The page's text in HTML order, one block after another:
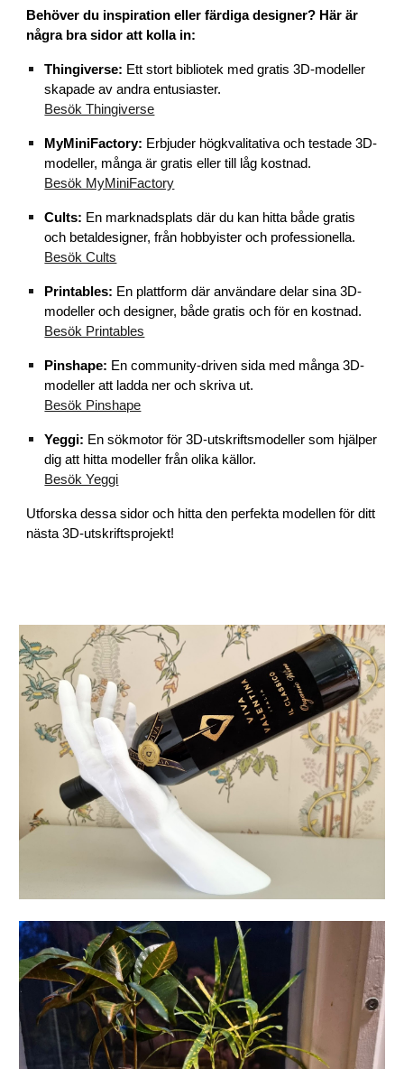
Behöver du inspiration eller färdiga designer? Här är
några bra sidor att kolla in:
Thingiverse: Ett stort bibliotek med gratis 3D-modeller
skapade av andra entusiaster.
Besök Thingiverse
MyMiniFactory: Erbjuder högkvalitativa och testade 3D-
modeller, många är gratis eller till låg kostnad.
Besök MyMiniFactory
Cults: En marknadsplats där du kan hitta både gratis
och betaldesigner, från hobbyister och professionella.
Besök Cults
Printables: En plattform där användare delar sina 3D-
modeller och designer, både gratis och för en kostnad.
Besök Printables
Pinshape: En community-driven sida med många 3D-
modeller att ladda ner och skriva ut.
Besök Pinshape
Yeggi: En sökmotor för 3D-utskriftsmodeller som hjälper
dig att hitta modeller från olika källor.
Besök Yeggi
Utforska dessa sidor och hitta den perfekta modellen för ditt
nästa 3D-utskriftsprojekt!